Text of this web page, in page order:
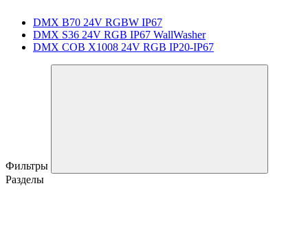
DMX B70 24V RGBW IP67
DMX S36 24V RGB IP67 WallWasher
DMX COB X1008 24V RGB IP20-IP67
Фильтры
Разделы